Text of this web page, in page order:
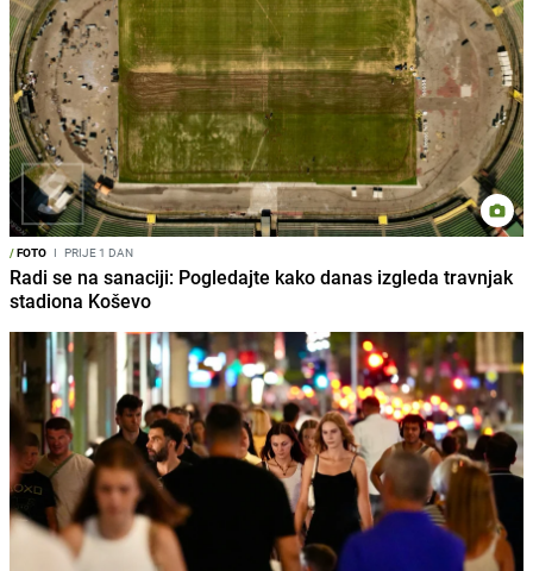
/FOTO I PRIJE 1 DAN
Radi se na sanaciji: Pogledajte kako danas izgleda travnjak
stadiona Koševo